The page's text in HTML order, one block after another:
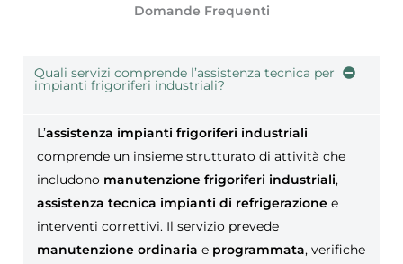
Domande Frequenti
Quali servizi comprende l’assistenza tecnica per
impianti frigoriferi industriali?
L’assistenza impianti frigoriferi industriali
comprende un insieme strutturato di attività che
includono manutenzione frigoriferi industriali,
assistenza tecnica impianti di refrigerazione e
interventi correttivi. Il servizio prevede
manutenzione ordinaria e programmata, verifiche